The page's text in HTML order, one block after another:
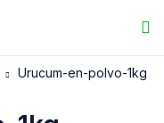
Urucum-en-polvo-1kg